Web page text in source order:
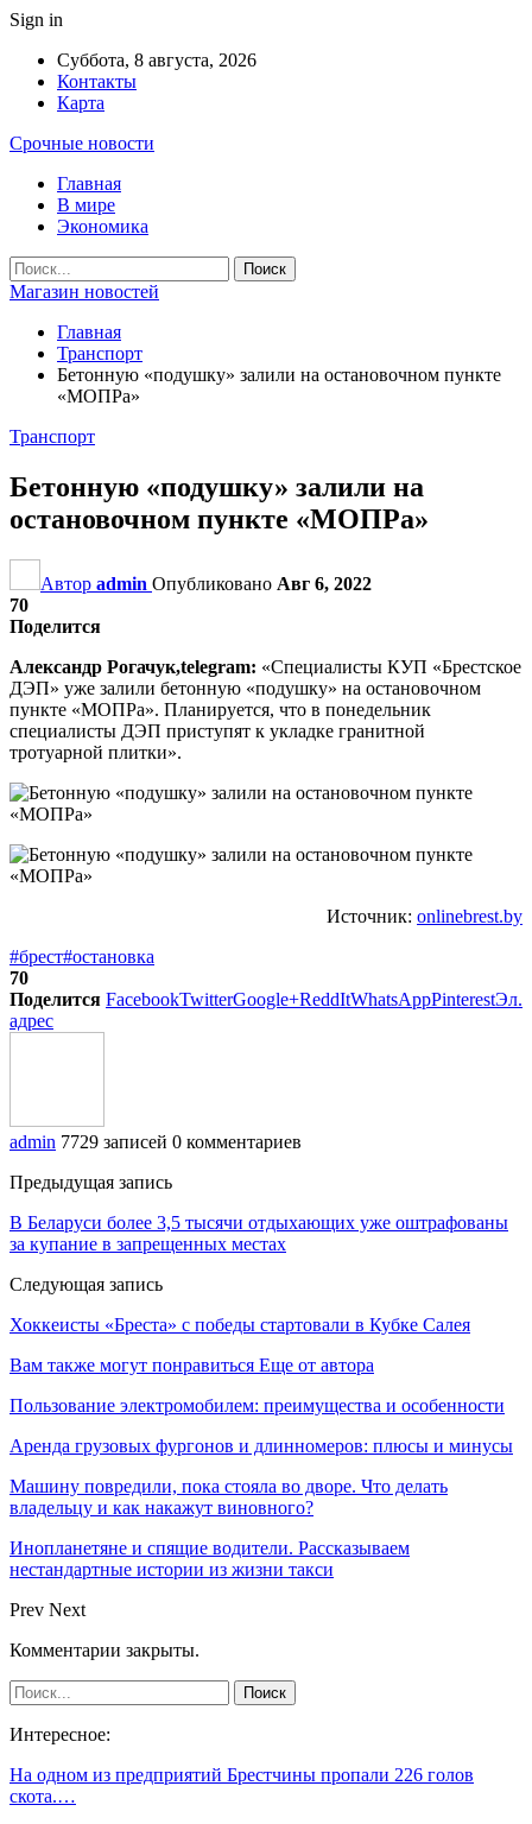
Sign in
Суббота, 8 августа, 2026
Контакты
Карта
Срочные новости
Главная
В мире
Экономика
Магазин новостей
Главная
Транспорт
Бетонную «подушку» залили на остановочном пункте
«МОПРа»
Транспорт
Бетонную «подушку» залили на
остановочном пункте «МОПРа»
Автор admin Опубликовано Авг 6, 2022
70
Поделится
Александр Рогачук,telegram: «Специалисты КУП «Брестское
ДЭП» уже залили бетонную «подушку» на остановочном
пункте «МОПРа». Планируется, что в понедельник
специалисты ДЭП приступят к укладке гранитной
тротуарной плитки».
Источник: onlinebrest.by
#брест#остановка
70
Поделится FacebookTwitterGoogle+ReddItWhatsAppPinterestЭл.
адрес
admin 7729 записей 0 комментариев
Предыдущая запись
В Беларуси более 3,5 тысячи отдыхающих уже оштрафованы
за купание в запрещенных местах
Следующая запись
Хоккеисты «Бреста» с победы стартовали в Кубке Салея
Вам также могут понравиться Еще от автора
Пользование электромобилем: преимущества и особенности
Аренда грузовых фургонов и длинномеров: плюсы и минусы
Машину повредили, пока стояла во дворе. Что делать
владельцу и как накажут виновного?
Инопланетяне и спящие водители. Рассказываем
нестандартные истории из жизни такси
Prev Next
Комментарии закрыты.
Интересное:
На одном из предприятий Брестчины пропали 226 голов
скота.…